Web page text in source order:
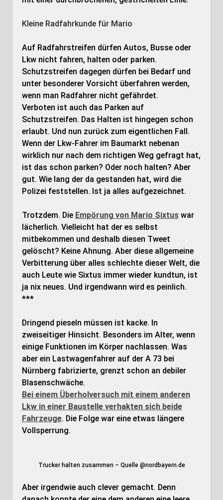
Kleine Radfahrkunde für Mario
Auf Radfahrstreifen dürfen Autos, Busse oder
Lkw nicht fahren, halten oder parken.
Schutzstreifen dagegen dürfen bei Bedarf und
unter besonderer Vorsicht überfahren werden,
wenn man Radfahrer nicht gefährdet.
Verboten ist auch das Parken auf
Schutzstreifen. Das Halten ist hingegen schon
erlaubt. Und nun zurück zum eigentlichen Fall.
Wenn der Lkw-Fahrer im Baumarkt nebenan
wirklich nur nach dem richtigen Weg gefragt hat,
ist das schon parken? Oder noch halten? Aber
gut. Wie lang der da gestanden hat, wird die
Polizei feststellen. Ist ja alles aufgezeichnet.
Trotzdem. Die Empörung von Mario Sixtuswar
lächerlich. Vielleicht hat der es selbst
mitbekommen und deshalb diesen Tweet
gelöscht? Keine Ahnung. Aber diese allgemeine
Verbitterung über alles schlechte dieser Welt, die
auch Leute wie Sixtus immer wieder kundtun, ist
ja nix neues. Und irgendwann wird es peinlich.
***
Dringend pieseln müssen ist kacke. In
zweiseitiger Hinsicht. Besonders im Alter, wenn
einige Funktionen im Körper nachlassen. Was
aber ein Lastwagenfahrer auf der A 73 bei
Nürnberg fabrizierte, grenzt schon an debiler
Blasenschwäche.
Bei einem Überholversuch mit einem anderen
Lkw in einer Baustelle verhakten sich beide
Fahrzeuge. Die Folge war eine etwas längere
Vollsperrung.
Trucker halten zusammen – Quelle @nordbayern.de
Aber irgendwie auch clever gemacht. Denn